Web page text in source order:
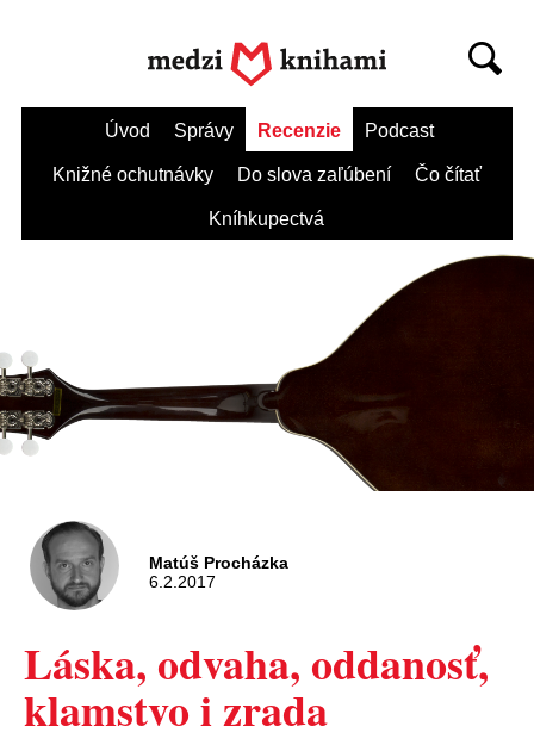
Úvod Správy Recenzie Podcast
Knižné ochutnávky Do slova zaľúbení Čo čítať
Kníhkupectvá
Matúš Procházka
6.2.2017
Láska, odvaha, oddanosť,
klamstvo i zrada